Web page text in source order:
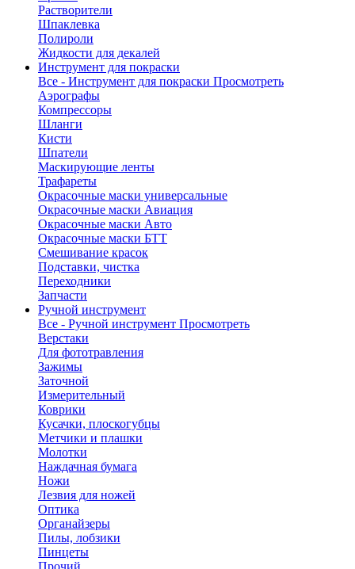
Растворители
Шпаклевка
Полироли
Жидкости для декалей
Инструмент для покраски
Все - Инструмент для покраски Просмотреть
Аэрографы
Компрессоры
Шланги
Кисти
Шпатели
Маскирующие ленты
Трафареты
Окрасочные маски универсальные
Окрасочные маски Авиация
Окрасочные маски Авто
Окрасочные маски БТТ
Смешивание красок
Подставки, чистка
Переходники
Запчасти
Ручной инструмент
Все - Ручной инструмент Просмотреть
Верстаки
Для фототравления
Зажимы
Заточной
Измерительный
Коврики
Кусачки, плоскогубцы
Метчики и плашки
Молотки
Наждачная бумага
Ножи
Лезвия для ножей
Оптика
Органайзеры
Пилы, лобзики
Пинцеты
Прочий